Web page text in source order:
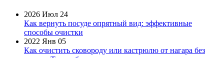
2026 Июл 24
Как вернуть посуде опрятный вид: эффективные
способы очистки
2022 Янв 05
Как очистить сковороду или кастрюлю от нагара без